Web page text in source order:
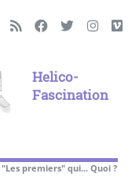
Helico-
Fascination
"Les premiers" qui... Quoi ?